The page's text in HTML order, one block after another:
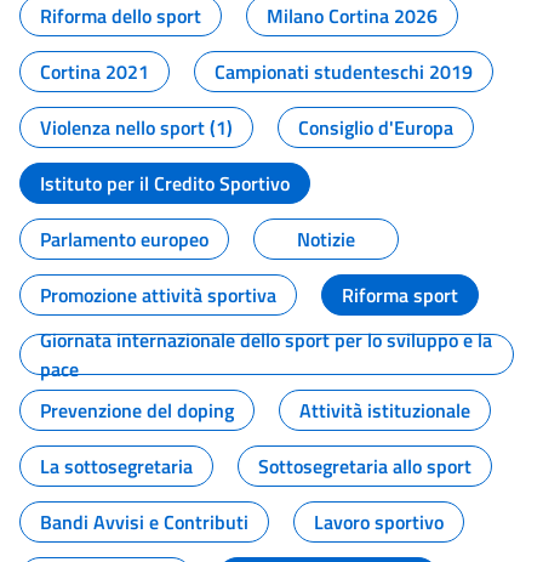
Riforma dello sport
Milano Cortina 2026
Cortina 2021
Campionati studenteschi 2019
Violenza nello sport (1)
Consiglio d'Europa
Istituto per il Credito Sportivo
Parlamento europeo
Notizie
Promozione attività sportiva
Riforma sport
Giornata internazionale dello sport per lo sviluppo e la
pace
Prevenzione del doping
Attività istituzionale
La sottosegretaria
Sottosegretaria allo sport
Bandi Avvisi e Contributi
Lavoro sportivo